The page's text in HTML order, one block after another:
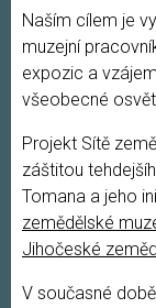
Naším cílem je
muzejní
expozic a
všeobecné
Projekt Sítě
záštitou
Tomana a jeho
zemědělské
Jihočeské
V současné